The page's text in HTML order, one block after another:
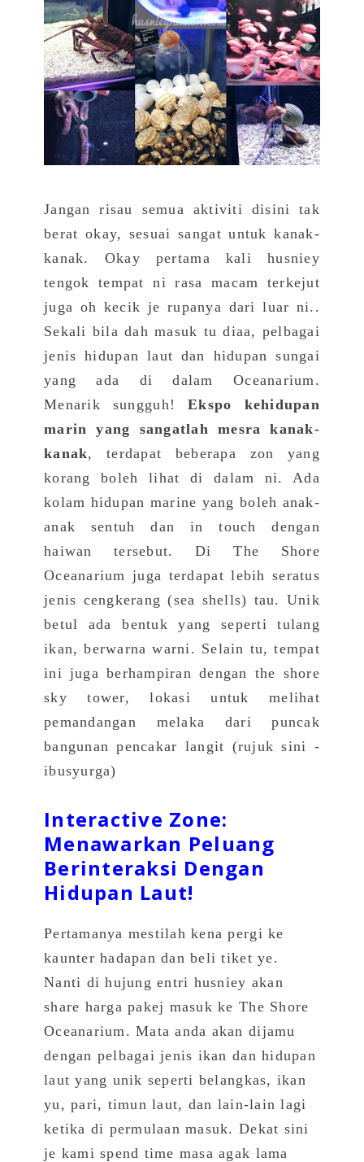
Jangan risau semua aktiviti disini tak
berat okay, sesuai sangat untuk kanak-
kanak. Okay pertama kali husniey
tengok tempat ni rasa macam terkejut
juga oh kecik je rupanya dari luar ni..
Sekali bila dah masuk tu diaa, pelbagai
jenis hidupan laut dan hidupan sungai
yang ada di dalam Oceanarium.
Menarik sungguh!Ekspo kehidupan
marin yang sangatlah mesra kanak-
kanak, terdapat beberapa zon yang
korang boleh lihat di dalam ni. Ada
kolam hidupan marine yang boleh anak-
anak sentuh dan in touch dengan
haiwan tersebut. Di The Shore
Oceanarium juga terdapat lebih seratus
jenis cengkerang (sea shells) tau. Unik
betul ada bentuk yang seperti tulang
ikan, berwarna warni. Selain tu, tempat
ini juga berhampiran dengan the shore
sky tower, lokasi untuk melihat
pemandangan melaka dari puncak
bangunan pencakar langit (rujuk sini -
ibusyurga)
Interactive Zone:
Menawarkan Peluang
Berinteraksi Dengan
Hidupan Laut!
Pertamanya mestilah kena pergi ke
kaunter hadapan dan beli tiket ye.
Nanti di hujung entri husniey akan
share harga pakej masuk ke The Shore
Oceanarium. Mata anda akan dijamu
dengan pelbagai jenis ikan dan hidupan
laut yang unik seperti belangkas, ikan
yu, pari, timun laut, dan lain-lain lagi
ketika di permulaan masuk. Dekat sini
je kami spend time masa agak lama